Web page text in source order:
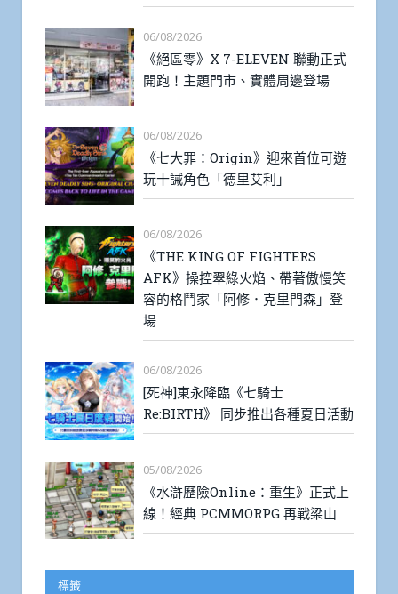
06/08/2026
《絕區零》X 7-ELEVEN 聯動正式
開跑！主題門市、實體周邊登場
06/08/2026
《七大罪：Origin》迎來首位可遊
玩十誡角色「德里艾利」
06/08/2026
《THE KING OF FIGHTERS
AFK》操控翠綠火焰、帶著傲慢笑
容的格鬥家「阿修．克里門森」登
場
06/08/2026
[死神]東永降臨《七騎士
Re:BIRTH》 同步推出各種夏日活動
05/08/2026
《水滸歷險Online：重生》正式上
線！經典 PCMMORPG 再戰梁山
標籤